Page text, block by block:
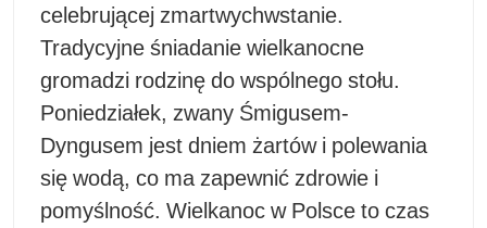
celebrującej zmartwychwstanie.
Tradycyjne śniadanie wielkanocne
gromadzi rodzinę do wspólnego stołu.
Poniedziałek, zwany Śmigusem-
Dyngusem jest dniem żartów i polewania
się wodą, co ma zapewnić zdrowie i
pomyślność. Wielkanoc w Polsce to czas